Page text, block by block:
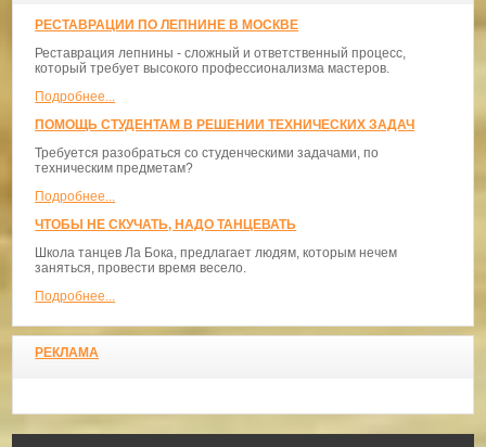
РЕСТАВРАЦИИ ПО ЛЕПНИНЕ В МОСКВЕ
Реставрация лепнины - сложный и ответственный процесс,
который требует высокого профессионализма мастеров.
Подробнее...
ПОМОЩЬ СТУДЕНТАМ В РЕШЕНИИ ТЕХНИЧЕСКИХ ЗАДАЧ
Требуется разобраться со студенческими задачами, по
техническим предметам?
Подробнее...
ЧТОБЫ НЕ СКУЧАТЬ, НАДО ТАНЦЕВАТЬ
​Школа танцев Ла Бока, предлагает людям, которым нечем
заняться, провести время весело.
Подробнее...
РЕКЛАМА